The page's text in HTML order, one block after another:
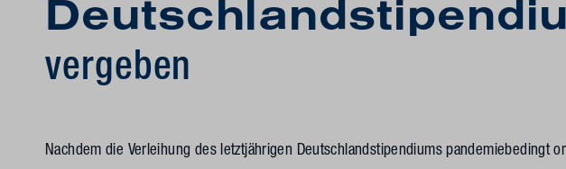
vergeben
Nachdem die Verleihung des letztjährigen Deutschlandstipendiums pandemiebedingt